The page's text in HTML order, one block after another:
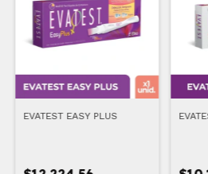
EVATEST EASY PLUS